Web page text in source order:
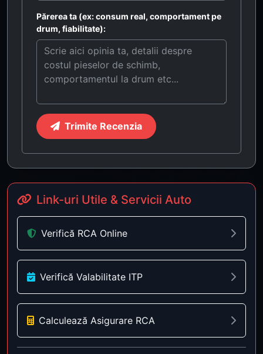
Părerea ta (ex: consum real, comportament pe
drum, fiabilitate):
Trimite Recenzia
Link-uri Utile & Servicii Auto
Verifică RCA Online
Verifică Valabilitate ITP
Calculează Asigurare RCA